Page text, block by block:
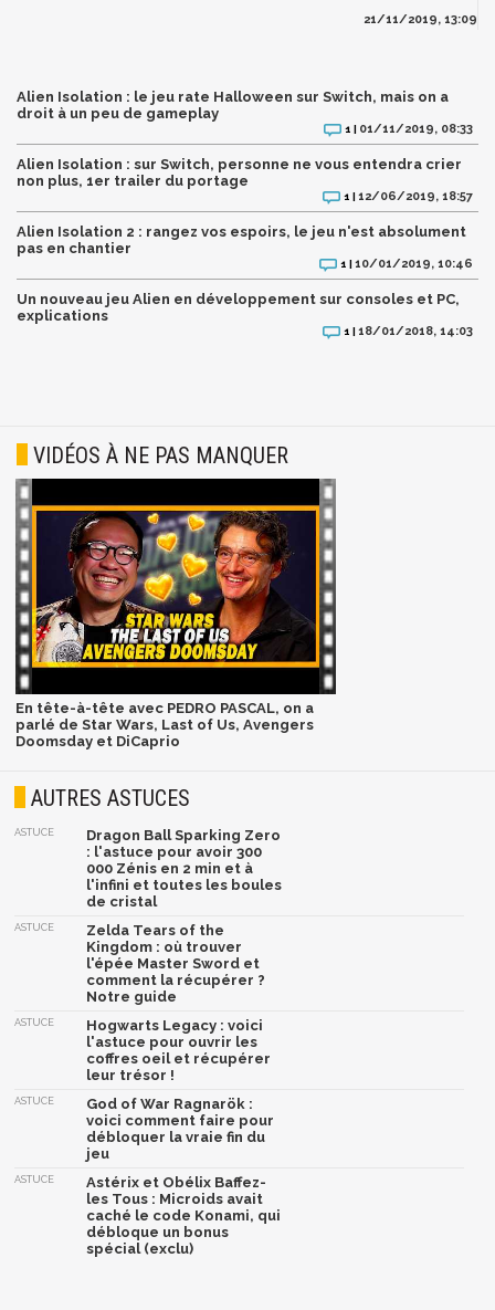
21/11/2019, 13:09
Alien Isolation : le jeu rate Halloween sur Switch, mais on a
droit à un peu de gameplay
1 | 01/11/2019, 08:33
Alien Isolation : sur Switch, personne ne vous entendra crier
non plus, 1er trailer du portage
1 |12/06/2019, 18:57
Alien Isolation 2 : rangez vos espoirs, le jeu n'est absolument
pas en chantier
1 |10/01/2019, 10:46
Un nouveau jeu Alien en développement sur consoles et PC,
explications
1 |18/01/2018, 14:03
VIDÉOS À NE PAS MANQUER
En tête-à-tête avec PEDRO PASCAL, on a
parlé de Star Wars, Last of Us, Avengers
Doomsday et DiCaprio
AUTRES ASTUCES
ASTUCE
Dragon Ball Sparking Zero
: l'astuce pour avoir 300
000 Zénis en 2 min et à
l'infini et toutes les boules
de cristal
ASTUCE
Zelda Tears of the
Kingdom : où trouver
l'épée Master Sword et
comment la récupérer ?
Notre guide
ASTUCE
Hogwarts Legacy : voici
l'astuce pour ouvrir les
coffres oeil et récupérer
leur trésor !
ASTUCE
God of War Ragnarök :
voici comment faire pour
débloquer la vraie fin du
jeu
ASTUCE
Astérix et Obélix Baffez-
les Tous : Microids avait
caché le code Konami, qui
débloque un bonus
spécial (exclu)